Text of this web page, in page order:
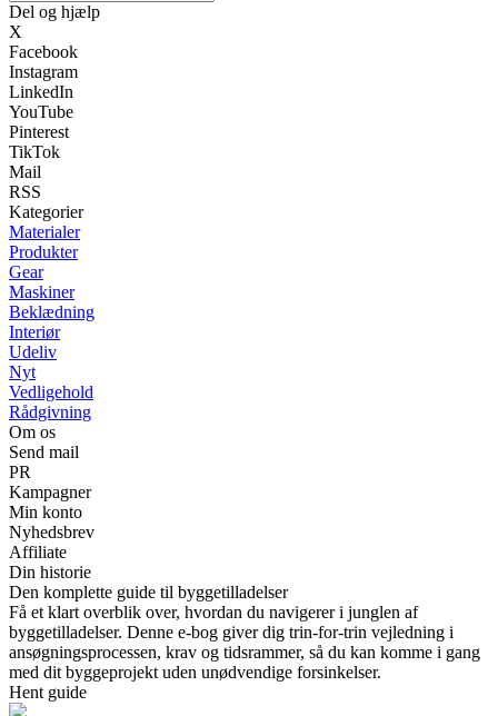
Del og hjælp
X
Facebook
Instagram
LinkedIn
YouTube
Pinterest
TikTok
Mail
RSS
Kategorier
Materialer
Produkter
Gear
Maskiner
Beklædning
Interiør
Udeliv
Nyt
Vedligehold
Rådgivning
Om os
Send mail
PR
Kampagner
Min konto
Nyhedsbrev
Affiliate
Din historie
Den komplette guide til byggetilladelser
Få et klart overblik over, hvordan du navigerer i junglen af
byggetilladelser. Denne e-bog giver dig trin-for-trin vejledning i
ansøgningsprocessen, krav og tidsrammer, så du kan komme i gang
med dit byggeprojekt uden unødvendige forsinkelser.
Hent guide